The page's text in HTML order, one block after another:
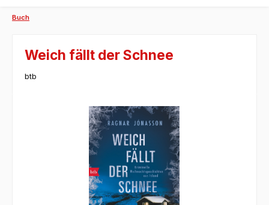
Buch
Weich fällt der Schnee
btb
Bildergalerie überspringen